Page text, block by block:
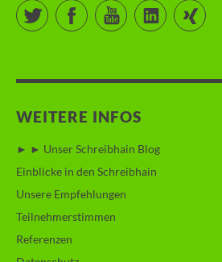
Twitter FacebookYouTubeLinkedInXing
WEITERE INFOS
► ► Unser Schreibhain Blog
Einblicke in den Schreibhain
Unsere Empfehlungen
Teilnehmerstimmen
Referenzen